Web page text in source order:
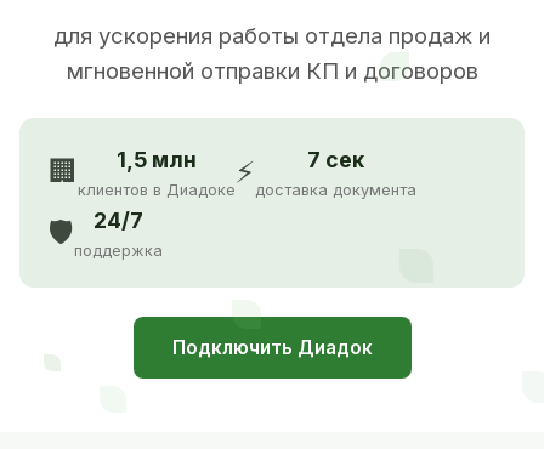
для ускорения работы отдела продаж и
мгновенной отправки КП и договоров
🏢 1,5 млн
клиентов в Диадоке
⚡ 7 сек
доставка документа
🛡️ 24/7
поддержка
Подключить Диадок